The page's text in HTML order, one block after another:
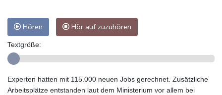
Hören Hör auf zuzuhören
Textgröße:
Experten hatten mit 115.000 neuen Jobs gerechnet. Zusätzliche
Arbeitsplätze entstanden laut dem Ministerium vor allem bei